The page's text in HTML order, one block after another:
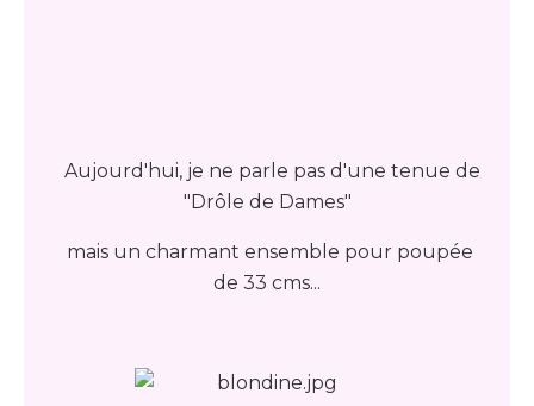
Aujourd'hui, je ne parle pas d'une tenue de
"Drôle de Dames"
mais un charmant ensemble pour poupée
de 33 cms...